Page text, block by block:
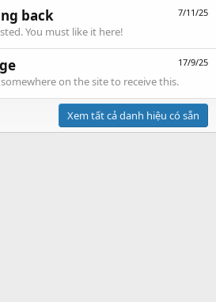
7/11/25
back
You must like it here!
17/9/25
on the site to receive this.
Xem tất cả danh hiệu có sẵn